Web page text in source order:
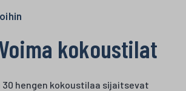
kokoustilat
30 hengen kokoustilaa sijaitsevat